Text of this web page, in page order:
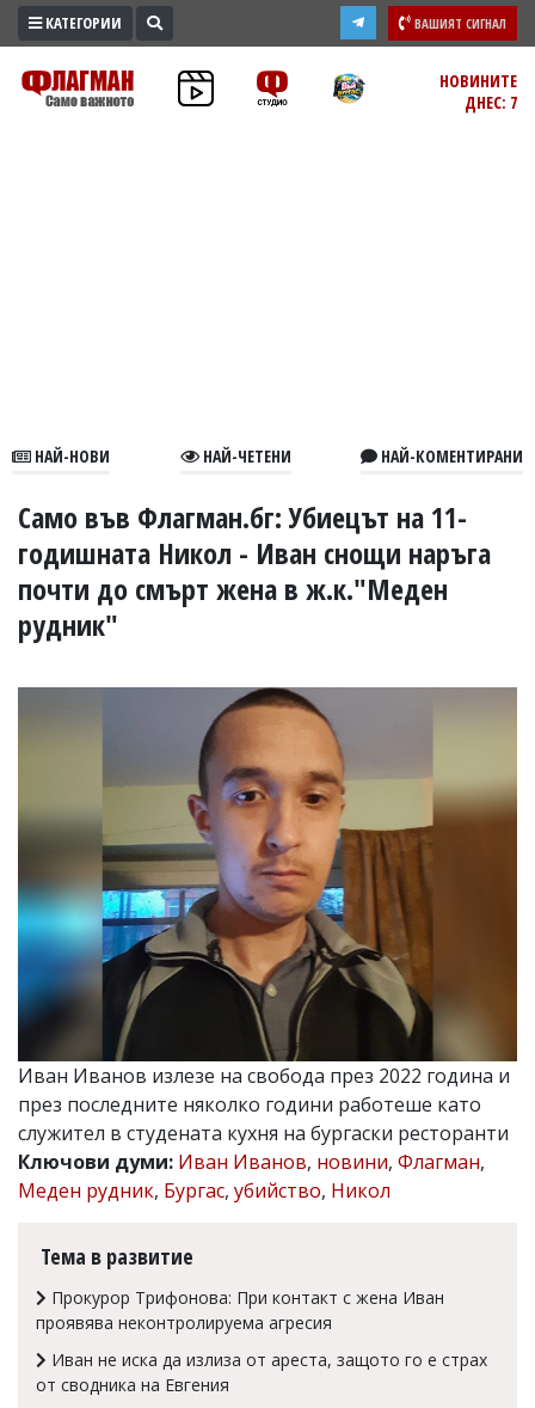
ПРОМО
ЗОНА
В
УКРАЙНА
СПОРТ
РАЗСЛЕДВАНЕ
БИЗНЕС
ЮГ
email:
v.vasilev@flagman.bg
Касабова,
еmail:k.kassabova@flagman.bg
Главен
редактор:
Иван
Колев,
office@flagman.bg
Коментарите
под
статиите
се
въвеждат
от
редакцията
носи
отговорност
КАТЕГОРИИ ВАШИЯТ СИГНАЛ
НОВИНИТЕ
ДНЕС: 7
НАЙ-НОВИ НАЙ-ЧЕТЕНИ НАЙ-КОМЕНТИРАНИ
Само във Флагман.бг: Убиецът на 11-
годишната Никол - Иван снощи наръга
почти до смърт жена в ж.к."Меден
рудник"
Иван Иванов излезе на свобода през 2022 година и
през последните няколко години работеше като
служител в студената кухня на бургаски ресторанти
Ключови думи: Иван Иванов, новини, Флагман,
Меден рудник, Бургас, убийство, Никол
Тема в развитие
Прокурор Трифонова: При контакт с жена Иван
проявява неконтролируема агресия
Иван не иска да излиза от ареста, защото го е страх
от сводника на Евгения